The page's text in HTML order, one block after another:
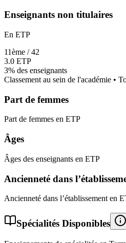
Enseignants non titulaires
En ETP
11ème /42
3.0 ETP
3% des enseignants
Classement au sein de l'académie •
Part de femmes
Part de femmes en ETP
Âges
Âges des enseignants en ETP
Ancienneté dans
Ancienneté dans l’établissement en
Spécialités Disponibles